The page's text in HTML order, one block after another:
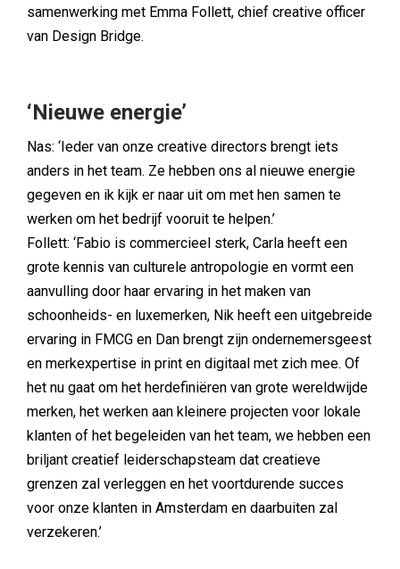
samenwerking met Emma Follett, chief creative officer
van Design Bridge.
‘Nieuwe energie’
Nas: ‘Ieder van onze creative directors brengt iets
anders in het team. Ze hebben ons al nieuwe energie
gegeven en ik kijk er naar uit om met hen samen te
werken om het bedrijf vooruit te helpen.’
Follett: ‘Fabio is commercieel sterk, Carla heeft een
grote kennis van culturele antropologie en vormt een
aanvulling door haar ervaring in het maken van
schoonheids- en luxemerken, Nik heeft een uitgebreide
ervaring in FMCG en Dan brengt zijn ondernemersgeest
en merkexpertise in print en digitaal met zich mee. Of
het nu gaat om het herdefiniëren van grote wereldwijde
merken, het werken aan kleinere projecten voor lokale
klanten of het begeleiden van het team, we hebben een
briljant creatief leiderschapsteam dat creatieve
grenzen zal verleggen en het voortdurende succes
voor onze klanten in Amsterdam en daarbuiten zal
verzekeren.’